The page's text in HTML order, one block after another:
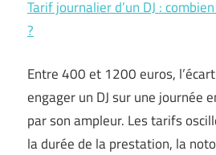
Tarif journalier d’un DJ :
?
Entre 400 et 1200 euros,
engager un DJ sur une journée
par son ampleur. Les tarifs
la durée de la prestation, la